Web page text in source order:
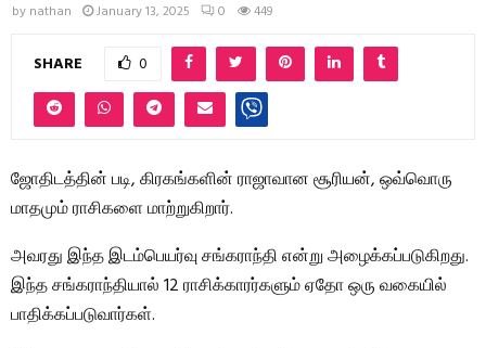
by nathan January 13, 2025 0 449
SHARE 0
ஜோதிடத்தின் படி, கிரகங்களின் ராஜாவான சூரியன், ஒவ்வொரு
மாதமும் ராசிகளை மாற்றுகிறார்.
அவரது இந்த இடம்பெயர்வு சங்கராந்தி என்று அழைக்கப்படுகிறது.
இந்த சங்கராந்தியால் 12 ராசிக்காரர்களும் ஏதோ ஒரு வகையில்
பாதிக்கப்படுவார்கள்.